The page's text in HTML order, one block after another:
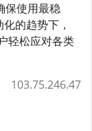
保使用最稳
的趋势下，
轻松应对各类
103.75.246.47